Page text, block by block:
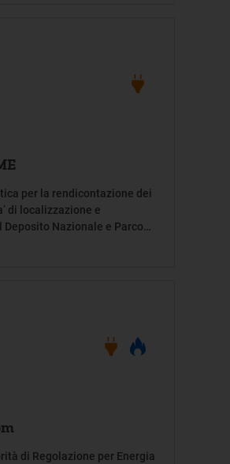
per la rendicontazione dei
di localizzazione e
Nazionale e Parco
di Regolazione per Energia